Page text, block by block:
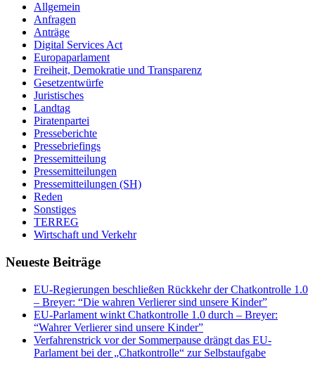
Allgemein
Anfragen
Anträge
Digital Services Act
Europaparlament
Freiheit, Demokratie und Transparenz
Gesetzentwürfe
Juristisches
Landtag
Piratenpartei
Presseberichte
Pressebriefings
Pressemitteilung
Pressemitteilungen
Pressemitteilungen (SH)
Reden
Sonstiges
TERREG
Wirtschaft und Verkehr
Neueste Beiträge
EU-Regierungen beschließen Rückkehr der Chatkontrolle 1.0
– Breyer: “Die wahren Verlierer sind unsere Kinder”
EU-Parlament winkt Chatkontrolle 1.0 durch – Breyer:
“Wahrer Verlierer sind unsere Kinder”
Verfahrenstrick vor der Sommerpause drängt das EU-
Parlament bei der „Chatkontrolle“ zur Selbstaufgabe